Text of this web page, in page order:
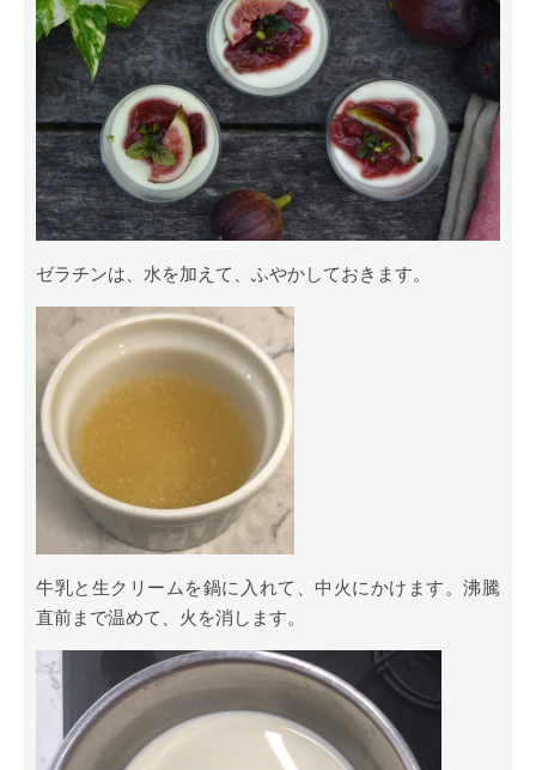
ゼラチンは、水を加えて、ふやかしておきます。
牛乳と生クリームを鍋に入れて、中火にかけます。沸騰
直前まで温めて、火を消します。